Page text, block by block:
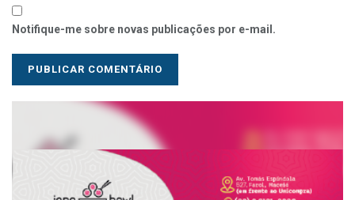
Notifique-me sobre novas publicações por e-mail.